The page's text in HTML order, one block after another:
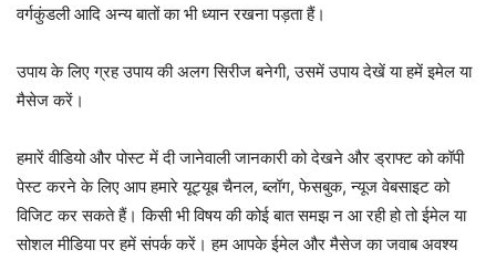
वर्गकुंडली आदि अन्य बातों का भी ध्यान रखना पड़ता हैं।
उपाय के लिए ग्रह उपाय की अलग सिरीज बनेगी, उसमें उपाय देखें या हमें इमेल या
मैसेज करें।
हमारें वीडियो और पोस्ट में दी जानेवाली जानकारी को देखने और ड्राफ्ट को कॉपी
पेस्ट करने के लिए आप हमारे यूट्यूब चैनल, ब्लॉग, फेसबुक, न्यूज वेबसाइट को
विजिट कर सकते हैं। किसी भी विषय की कोई बात समझ न आ रही हो तो ईमेल या
सोशल मीडिया पर हमें संपर्क करें। हम आपके ईमेल और मैसेज का जवाब अवश्य